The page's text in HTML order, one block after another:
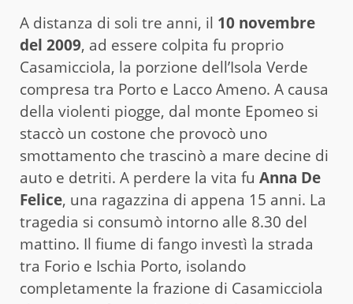
A distanza di soli tre anni, il 10 novembre
del 2009, ad essere colpita fu proprio
Casamicciola, la porzione dell’Isola Verde
compresa tra Porto e Lacco Ameno. A causa
della violenti piogge, dal monte Epomeo si
staccò un costone che provocò uno
smottamento che trascinò a mare decine di
auto e detriti. A perdere la vita fu Anna De
Felice, una ragazzina di appena 15 anni. La
tragedia si consumò intorno alle 8.30 del
mattino. Il fiume di fango investì la strada
tra Forio e Ischia Porto, isolando
completamente la frazione di Casamicciola